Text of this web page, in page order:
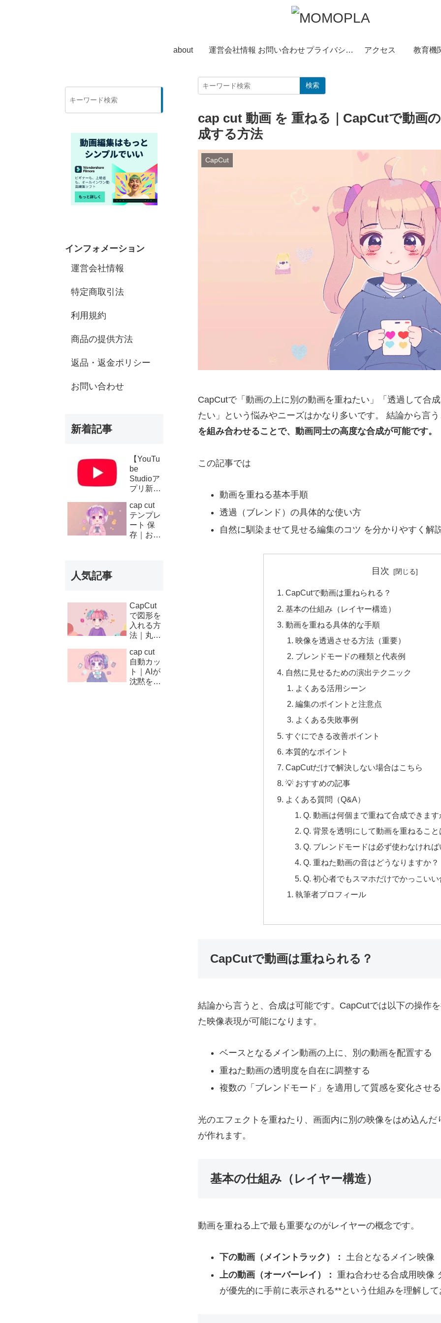
about 運営会社情報 お問い合わせ プライバシーポリシー アクセス 教育機
検索
cap cut 動画 を 重ねる｜CapCutで動画
成する方法
CapCut
CapCutで「動画の上に別の動画を重ねたい」「透過して合
たい」という悩みやニーズはかなり多いです。 結論から言う
を組み合わせることで、動画同士の高度な合成が可能です。
この記事では
動画を重ねる基本手順
透過（ブレンド）の具体的な使い方
自然に馴染ませて見せる編集のコツ を分かりやすく解
目次
CapCutで動画は重ねられる？
基本の仕組み（レイヤー構造）
動画を重ねる具体的な手順
映像を透過させる方法（重要）
ブレンドモードの種類と代表例
自然に見せるための演出テクニック
よくある活用シーン
編集のポイントと注意点
よくある失敗事例
すぐにできる改善ポイント
本質的なポイント
CapCutだけで解決しない場合はこちら
💡 おすすめの記事
よくある質問（Q&A）
Q. 動画は何個まで重ねて合成できます
Q. 背景を透明にして動画を重ねること
Q. ブレンドモードは必ず使わなければ
Q. 重ねた動画の音はどうなりますか？
Q. 初心者でもスマホだけでかっこいい
執筆者プロフィール
CapCutで動画は重ねられる？
結論から言うと、合成は可能です。CapCutでは以下の操作
た映像表現が可能になります。
ベースとなるメイン動画の上に、別の動画を配置する
重ねた動画の透明度を自在に調整する
複数の「ブレンドモード」を適用して質感を変化させる
光のエフェクトを重ねたり、画面内に別の映像をはめ込ん
が作れます。
基本の仕組み（レイヤー構造）
動画を重ねる上で最も重要なのがレイヤーの概念です。
下の動画（メイントラック）： 土台となるメイン映像
上の動画（オーバーレイ）： 重ね合わせる合成用映像
が優先的に手前に表示される**という仕組みを理解し
インフォメーション
運営会社情報
特定商取引法
利用規約
商品の提供方法
返品・返金ポリシー
お問い合わせ
新着記事
【YouTu
be
Studioア
プリ新機
チャンネ
ルの収
益・支払
い履歴が
cap cut
テンプレ
ート 保
存｜お気
人気記事
CapCut
で図形を
入れる方
法｜丸・
角の使い
方と編集
テクニッ
ク
cap cut
自動カッ
ト｜AIが
沈黙をカ